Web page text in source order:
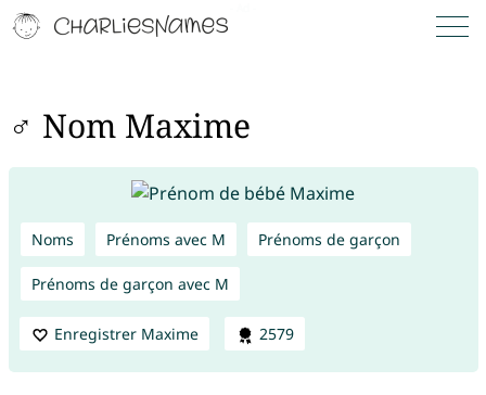
♂ Nom Maxime
Noms Prénoms avec M Prénoms de garçon
Prénoms de garçon avec M
Enregistrer Maxime 2579